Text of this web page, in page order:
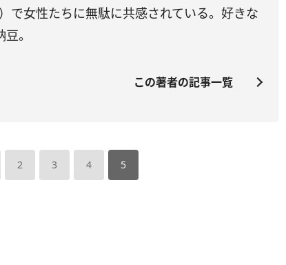
で女性たちに無駄に共感されている。好きな
。
この著者の記事一覧
2 3 4 5